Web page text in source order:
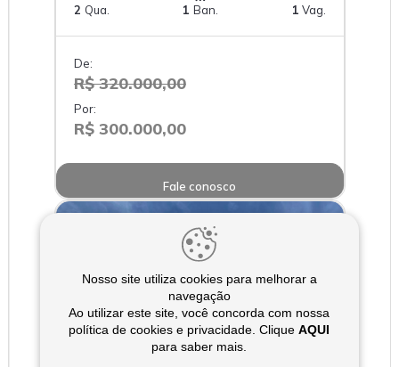
Nosso site utiliza cookies para melhorar a
navegação
Ao utilizar este site, você concorda com nossa
política de cookies e privacidade. CliqueAQUI
para saber mais.
2 Qua. 1Ban. 1 Vag.
De:
R$ 320.000,00
Por:
R$ 300.000,00
Fale conosco